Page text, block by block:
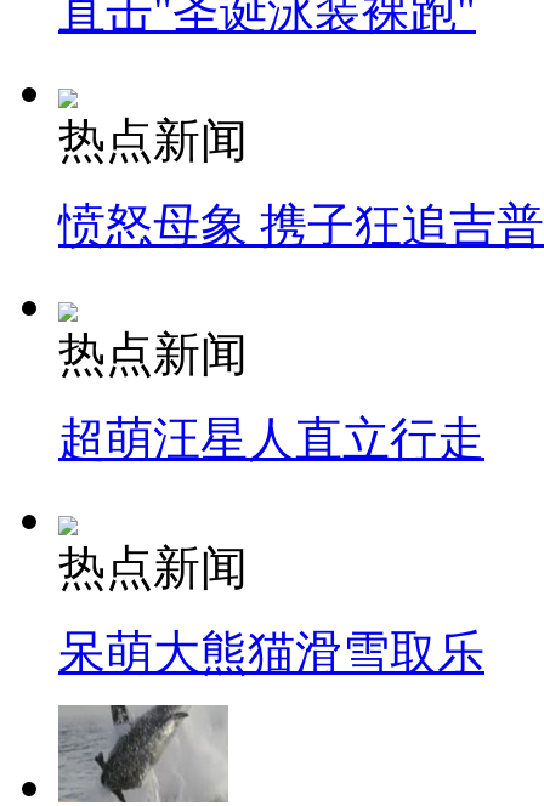
直击"圣诞泳装裸跑"
热点新闻
愤怒母象 携子狂追吉
热点新闻
超萌汪星人直立行走
热点新闻
呆萌大熊猫滑雪取乐